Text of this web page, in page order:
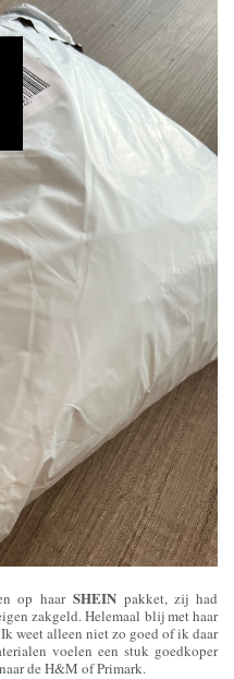
op haar SHEINpakket, zij had
zakgeld. Helemaal blij met haar
weet alleen niet zo goed of ik daar
voelen een stuk goedkoper
de H&M of Primark.